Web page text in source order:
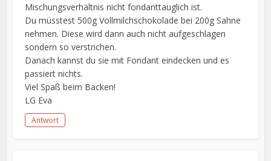
Mischungsverhältnis nicht fondanttauglich ist.
Du müsstest 500g Vollmilchschokolade bei 200g Sahne
nehmen. Diese wird dann auch nicht aufgeschlagen
sondern so verstrichen.
Danach kannst du sie mit Fondant eindecken und es
passiert nichts.
Viel Spaß beim Backen!
LG Eva
Antwort